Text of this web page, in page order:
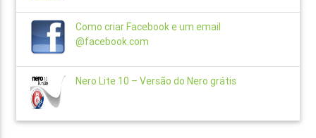
Como criar Facebook e um email
@facebook.com
Nero Lite 10 – Versão do Nero grátis